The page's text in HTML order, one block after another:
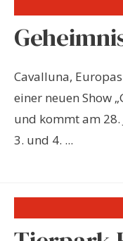
Cavalluna,
einer neuen Show
und kommt am
3. und 4. ...